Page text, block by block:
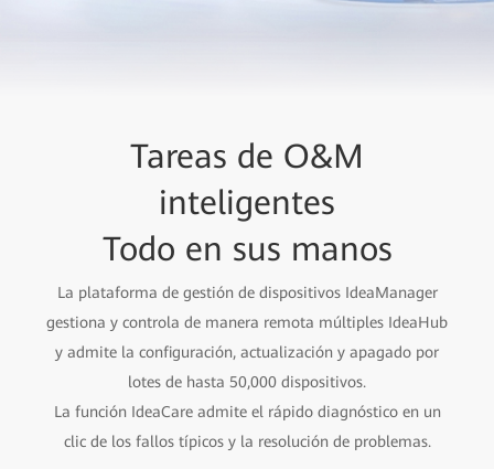
Tareas de O&M
inteligentes
Todo en sus manos
La plataforma de gestión de dispositivos IdeaManager
gestiona y controla de manera remota múltiples IdeaHub
y admite la configuración, actualización y apagado por
lotes de hasta 50,000 dispositivos.
La función IdeaCare admite el rápido diagnóstico en un
clic de los fallos típicos y la resolución de problemas.
Una integración rápida y
abierta
que satisface todas sus
necesitades
Seguridad de nivel
empresarial, confiabilidad
E2E
Protección de enlace completo nube-canal-dispositivo-
chip, que protege los activos de información de la
empresa
Certificación de seguridad de alto nivel CC EAL5+ para
sistemas comerciales globales